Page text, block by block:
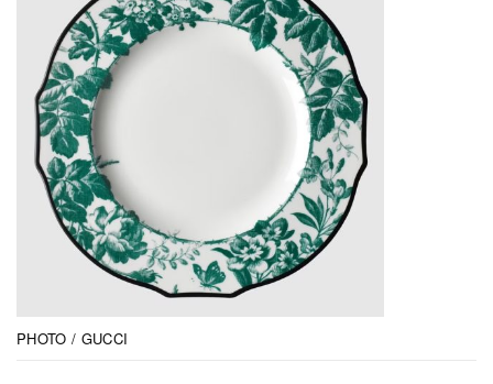
PHOTO / GUCCI